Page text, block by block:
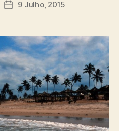
Data9 Julho, 2015